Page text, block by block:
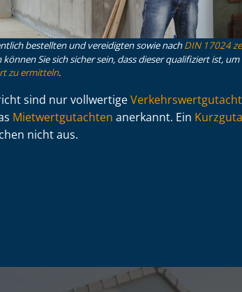
bestellten und vereidigten sowie nachDIN 17024
Sie sich sicher sein, dass dieser qualifiziert ist, um
zu ermitteln.
sind nur vollwertige
Miet­wert­gut­ach­ten anerkannt. Ein
nicht aus.